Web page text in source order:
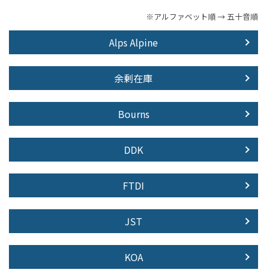
※アルファベット順 → 五十音順
Alps Alpine
余剰在庫
Bourns
DDK
FTDI
JST
KOA